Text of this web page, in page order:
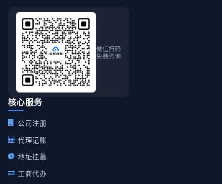
微信扫码
免费咨询
核心服务
公司注册
代理记账
地址挂靠
工商代办